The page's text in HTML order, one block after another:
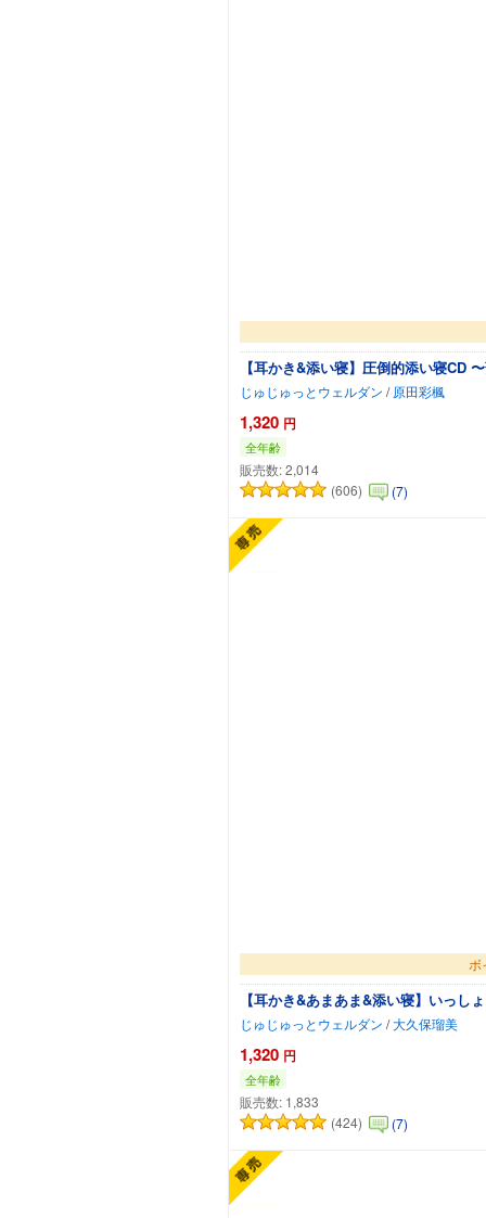
【耳かき&添い寝】圧倒的添い寝CD
じゅじゅっとウェルダン / 原田彩楓
1,320 円
全年齢
販売数:2,014
(606)
(7)
ボ
【耳かき&あまあま&添い寝】いっし
じゅじゅっとウェルダン /大久保瑠美
1,320 円
全年齢
販売数: 1,833
(424)
(7)